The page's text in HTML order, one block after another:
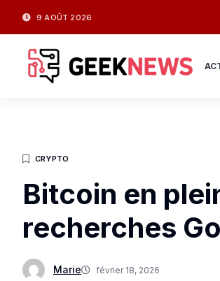
9 AOÛT 2026
CRYPTO
Bitcoin en
recherches
Marie février 18, 2026